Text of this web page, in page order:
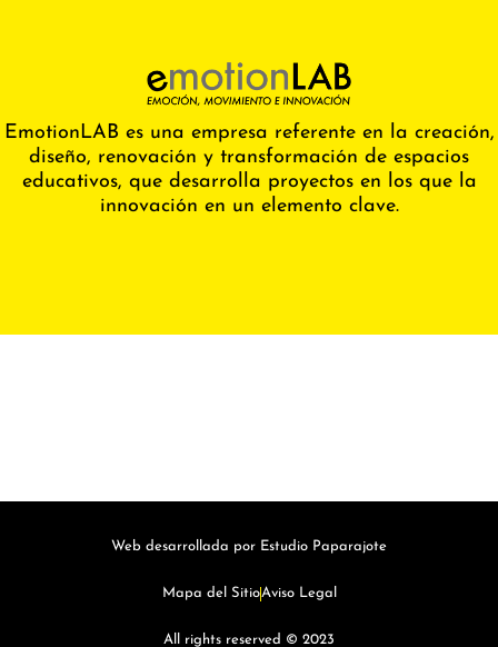
EmotionLAB es una empresa referente en la creación,
diseño, renovación y transformación de espacios
educativos, que desarrolla proyectos en los que la
innovación en un elemento clave.
All rights reserved © 2023
Mapa del SitioAviso Legal
Web desarrollada por Estudio Paparajote